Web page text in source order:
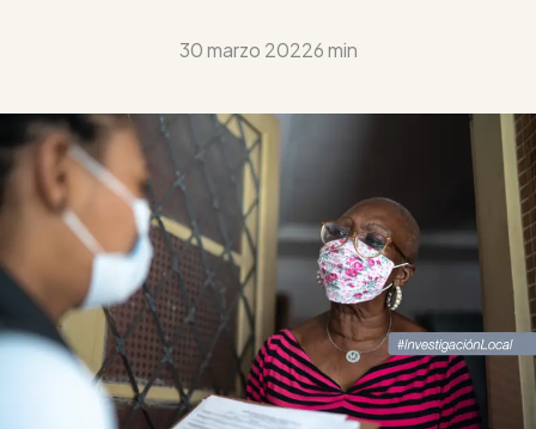
30 marzo 20226 min